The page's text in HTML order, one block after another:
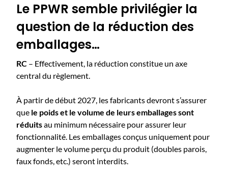
Le PPWR semble privilégier la
question de la réduction des
emballages…
RC – Effectivement, la réduction constitue un axe
central du règlement.
À partir de début 2027, les fabricants devront s’assurer
que le poids et le volume de leurs emballages sont
réduitsau minimum nécessaire pour assurer leur
fonctionnalité. Les emballages conçus uniquement pour
augmenter le volume perçu du produit (doubles parois,
faux fonds, etc.) seront interdits.